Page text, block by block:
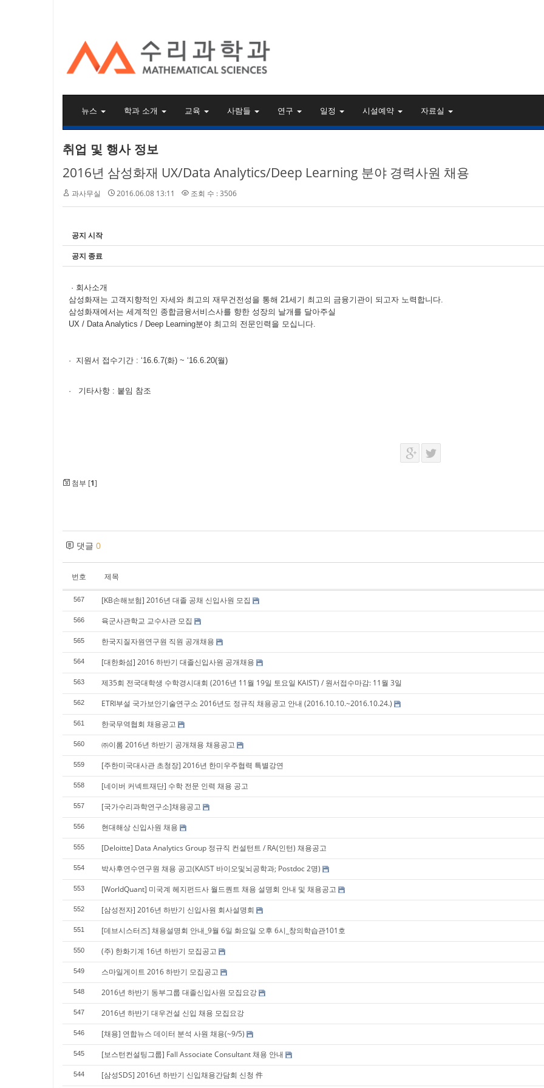
KAIST 수리과학과
뉴스 학과 소개 교육 사람들 연구 일정 시설예약 자료실
취업 및 행사 정보
2016년 삼성화재 UX/Data Analytics/Deep Learning 분야 경력사원 채용
과사무실 2016.06.08 13:11 조회 수 : 3506
공지 시작
공지 종료
· 회사소개
삼성화재는 고객지향적인 자세와 최고의 재무건전성을 통해 21세기 최고의 금융기관이 되고자 노력합니다.
삼성화재에서는 세계적인 종합금융서비스사를 향한 성장의 날개를 달아주실
UX / Data Analytics / Deep Learning분야 최고의 전문인력을 모십니다.
· 지원서 접수기간 : ‘16.6.7(화) ~ ‘16.6.20(월)
· 기타사항 : 붙임 참조
첨부 [1]
댓글 0
번호 제목
567 [KB손해보험] 2016년 대졸 공채 신입사원 모집
566 육군사관학교 교수사관 모집
565 한국지질자원연구원 직원 공개채용
564 [대한화섬] 2016 하반기 대졸신입사원 공개채용
563 제35회 전국대학생 수학경시대회 (2016년 11월 19일 토요일 KAIST) / 원서접수마감: 11월 3일
562 ETRI부설 국가보안기술연구소 2016년도 정규직 채용공고 안내 (2016.10.10.~2016.10.24.)
561 한국무역협회 채용공고
560 ㈜이롬 2016년 하반기 공개채용 채용공고
559 [주한미국대사관 초청장] 2016년 한미우주협력 특별강연
558 [네이버 커넥트재단] 수학 전문 인력 채용 공고
557 [국가수리과학연구소]채용공고
556 현대해상 신입사원 채용
555 [Deloitte] Data Analytics Group 정규직 컨설턴트 / RA(인턴) 채용공고
554 박사후연수연구원 채용 공고(KAIST 바이오및뇌공학과; Postdoc 2명)
553 [WorldQuant] 미국계 헤지펀드사 월드퀀트 채용 설명회 안내 및 채용공고
552 [삼성전자] 2016년 하반기 신입사원 회사설명회
551 [데브시스터즈] 채용설명회 안내_9월 6일 화요일 오후 6시_창의학습관101호
550 (주) 한화기계 16년 하반기 모집공고
549 스마일게이트 2016 하반기 모집공고
548 2016년 하반기 동부그룹 대졸신입사원 모집요강
547 2016년 하반기 대우건설 신입 채용 모집요강
546 [채용] 연합뉴스 데이터 분석 사원 채용(~9/5)
545 [보스턴컨설팅그룹] Fall Associate Consultant 채용 안내
544 [삼성SDS] 2016년 하반기 신입채용간담회 신청 件